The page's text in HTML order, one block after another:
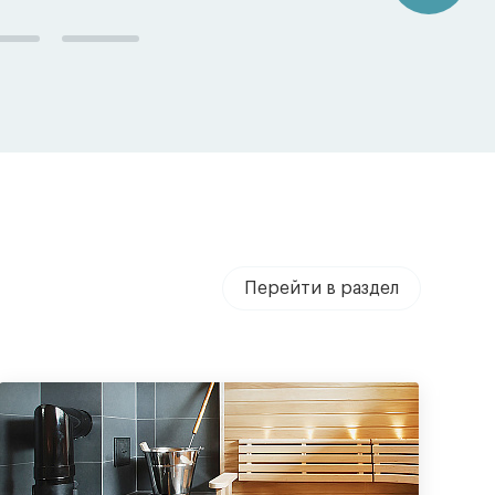
Перейти в раздел